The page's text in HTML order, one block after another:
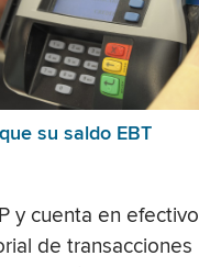
su saldo EBT
y cuenta en efectivo
de transacciones